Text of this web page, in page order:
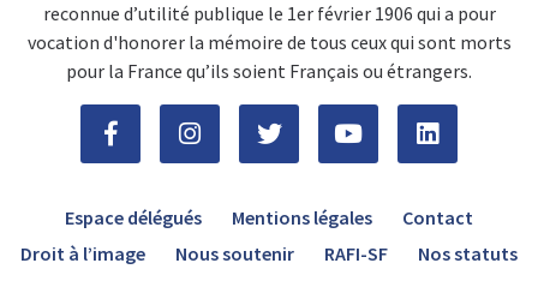
reconnue d’utilité publique le 1er février 1906 qui a pour
vocation d'honorer la mémoire de tous ceux qui sont morts
pour la France qu’ils soient Français ou étrangers.
Espace délégués Mentions légales
Contact
Droit à l’image
Nous soutenir RAFI-SF Nos statuts